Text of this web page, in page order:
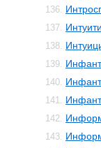
136.
137.
138.
139.
140.
141.
142.
143.